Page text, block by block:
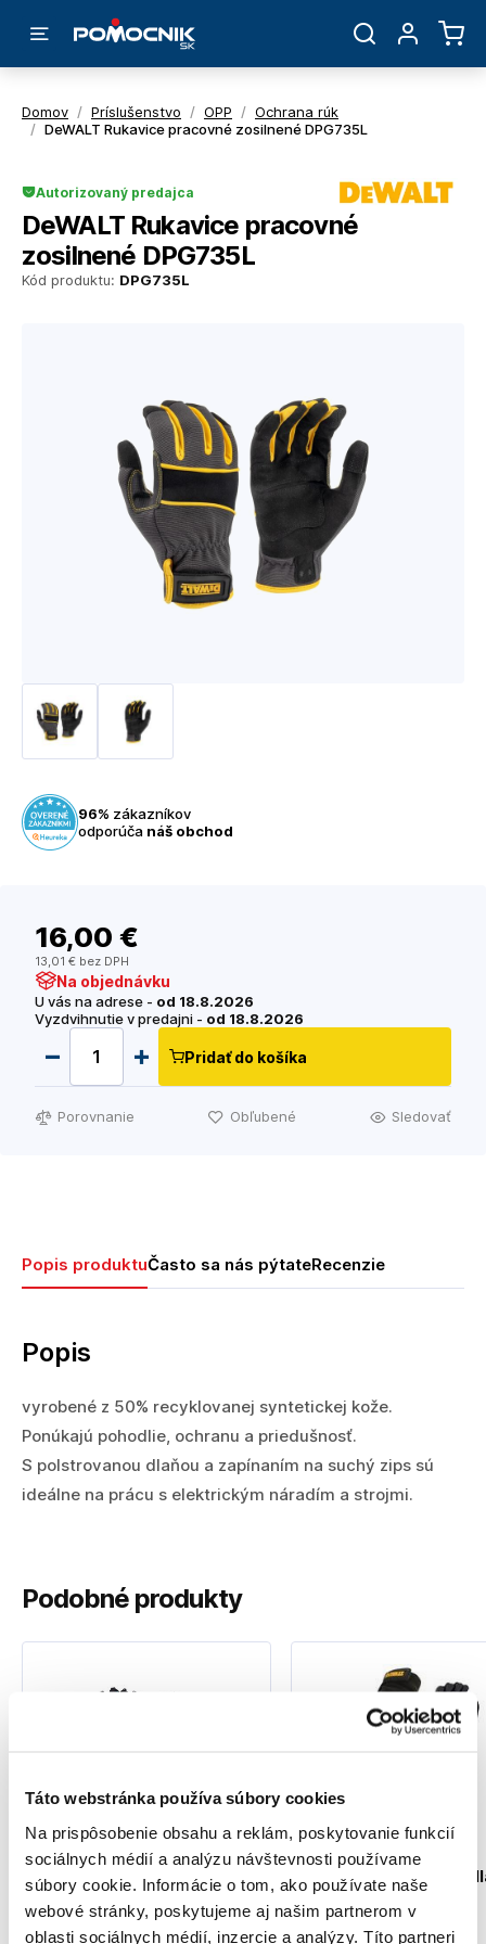
Táto webstránka používa súbory cookies
Na prispôsobenie obsahu a reklám, poskytovanie funkcií
sociálnych médií a analýzu návštevnosti používame
súbory cookie. Informácie o tom, ako používate naše
webové stránky, poskytujeme aj našim partnerom v
oblasti sociálnych médií, inzercie a analýzy. Títo partneri
Domov / Príslušenstvo / OPP / Ochrana rúk
/ DeWALT Rukavice pracovné zosilnené DPG735L
Kód produktu: DPG735L
Autorizovaný predajca
DeWALT Rukavice pracovné
zosilnené DPG735L
96% zákazníkov
odporúča náš obchod
16,00 €
13,01 € bez DPH
Na objednávku
U vás na adrese - od 18.8.2026
Vyzdvihnutie v predajni - od 18.8.2026
Pridať do košíka
Porovnanie Obľubené Sledovať
Popis produktuČasto sa nás pýtateRecenzie
Popis
vyrobené z 50% recyklovanej syntetickej kože.
Ponúkajú pohodlie, ochranu a priedušnosť.
S polstrovanou dlaňou a zapínaním na suchý zips sú
ideálne na prácu s elektrickým náradím a strojmi.
Podobné produkty
MAKITA Ochranné
pracovné rukavice
veľkosť M / 8 - P-84464
P-84464
DeWALT Rukavice s
gélovým chráničom
DPG33L
DPG33L